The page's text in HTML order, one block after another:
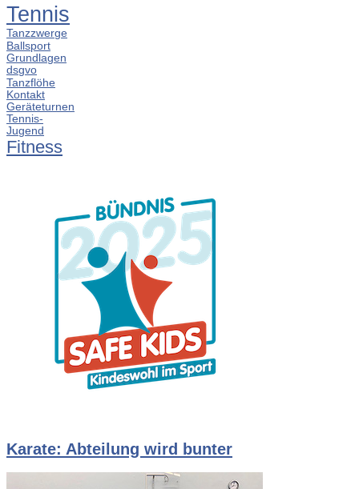
Tennis
Tanzzwerge
Ballsport
Grundlagen
dsgvo
Tanzflöhe
Kontakt
Geräteturnen
Tennis-
Jugend
Fitness
Karate: Abteilung wird bunter